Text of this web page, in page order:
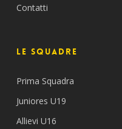
Contatti
Le Squadre
Prima Squadra
Juniores U19
Allievi U16